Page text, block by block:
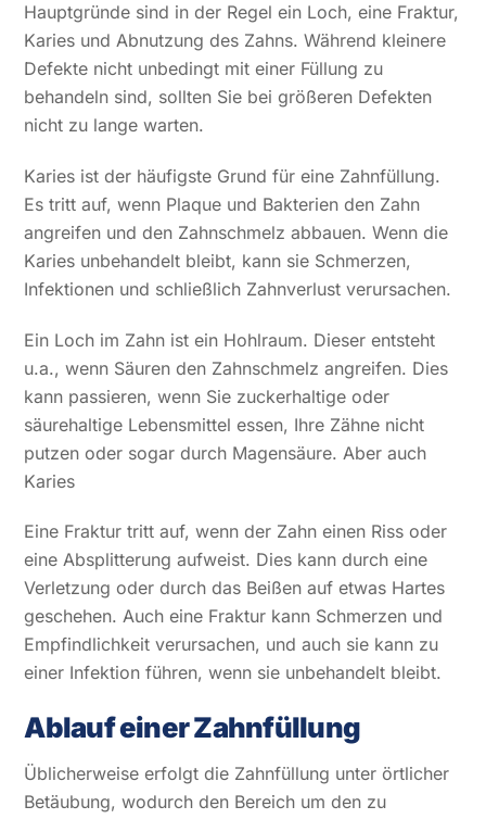
Hauptgründe sind in der Regel ein Loch, eine Fraktur,
Karies und Abnutzung des Zahns. Während kleinere
Defekte nicht unbedingt mit einer Füllung zu
behandeln sind, sollten Sie bei größeren Defekten
nicht zu lange warten.
Karies ist der häufigste Grund für eine Zahnfüllung.
Es tritt auf, wenn Plaque und Bakterien den Zahn
angreifen und den Zahnschmelz abbauen. Wenn die
Karies unbehandelt bleibt, kann sie Schmerzen,
Infektionen und schließlich Zahnverlust verursachen.
Ein Loch im Zahn ist ein Hohlraum. Dieser entsteht
u.a., wenn Säuren den Zahnschmelz angreifen. Dies
kann passieren, wenn Sie zuckerhaltige oder
säurehaltige Lebensmittel essen, Ihre Zähne nicht
putzen oder sogar durch Magensäure. Aber auch
Karies
Eine Fraktur tritt auf, wenn der Zahn einen Riss oder
eine Absplitterung aufweist. Dies kann durch eine
Verletzung oder durch das Beißen auf etwas Hartes
geschehen. Auch eine Fraktur kann Schmerzen und
Empfindlichkeit verursachen, und auch sie kann zu
einer Infektion führen, wenn sie unbehandelt bleibt.
Ablauf einer Zahnfüllung
Üblicherweise erfolgt die Zahnfüllung unter örtlicher
Betäubung, wodurch den Bereich um den zu